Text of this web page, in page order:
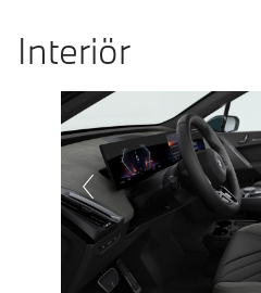
Interiör
Prevoius